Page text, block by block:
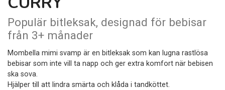
Populär bitleksak, designad för bebisar
från 3+ månader
Mombella mimi svamp är en bitleksak som kan lugna rastlösa
bebisar som inte vill ta napp och ger extra komfort när bebisen
ska sova.
Hjälper till att lindra smärta och klåda i tandköttet.